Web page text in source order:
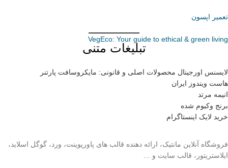
تعمیر اپسون
VegEco: Your guide to ethical & green living
تبلیغات متنی
لایسنس اورجینال محصولات اصلی و قانونی: مایکروسافت پارتنر
هاست ویندوز ایران
انیمه مرتد
برنج وکیوم شده
خرید لایک اینستاگرام
فروشگاه آنلاین مانتیک، ارائه دهنده قالب های پاورپوینت، ورد، گوگل اسلاید،
ایلاستریتور، قالب سایت و …